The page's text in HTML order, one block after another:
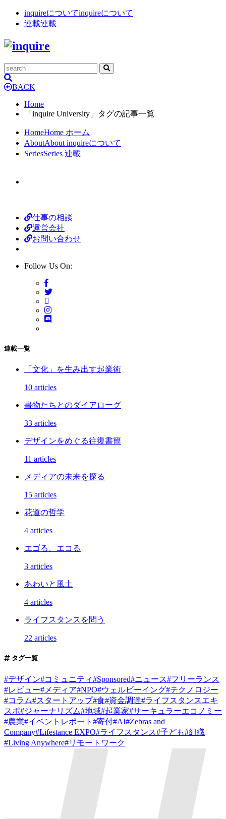
inquireについてinquireについて
連載連載
BACK
Home
「inquire University」タグの記事一覧
HomeHome ホーム
AboutAbout inquireについて
SeriesSeries 連載
仕事の相談
運営会社
お問い合わせ
Follow Us On:
連載一覧
「文化」を生み出す起業術
10 articles
書物たちとのダイアローグ
33 articles
デザインをめぐる往復書簡
11 articles
メディアの未来を探る
15 articles
花道の哲学
4 articles
エゴる、エコる
3 articles
あわいと風土
4 articles
ライフスタンスを問う
22 articles
タグ一覧
#デザイン#コミュニティ#Sponsored#ニュース#フリーランス
#レビュー# メディア#NPO#ウェルビーイング#テクノロジー
#コラム#スタートアップ#食#資金調達#ライフスタンスエキ
スポ#ジャーナリズム#地域#起業家#サーキュラーエコノミー
#農業#イベントレポート #寄付#AI#Zebras and
Company#Lifestance EXPO#ライフスタンス#子ども#組織
#Living Anywhere#リモートワーク